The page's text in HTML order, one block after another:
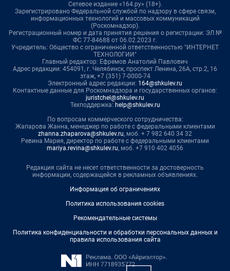
Сетевое издание «164.ру» (18+).
Зарегистрировано Федеральной службой по надзору в сфере связи,
информационных технологий и массовых коммуникаций
(Роскомнадзор).
Регистрационный номер и дата принятия решения о регистрации: ЭЛ №
ФС 77-84688 от 06.02.2023 г.
Учредитель: Общество с ограниченной ответственностью "ИНТЕРНЕТ
ТЕХНОЛОГИИ"
Главный редактор: Ефремов Анатолий Павлович
Адрес редакции: 454091, г. Челябинск, проспект Ленина, 26А, стр.2, 16
этаж, +7 (351) 7-0000-74
Электронный адрес редакции: 164@shkulev.ru
Контактные данные для Роскомнадзора и государственных органов:
juristchel@shkulev.ru
Техподдержка: help@shkulev.ru
По вопросам коммерческого сотрудничества:
Жапарова Жанна, менеджер по работе с федеральными клиентами
zhanna.zhaparova@shkulev.ru, моб. + 7 982 640 34 32
Ревина Мария, директор по работе с федеральными клиентами
mariya.revina@shkulev.ru, моб. +7 910 402 4056
Редакция сайта не несет ответственности за достоверность
информации, содержащейся в рекламных объявлениях.
Информация об ограничениях
Политика использования cookies
Рекомендательные системы
Политика конфиденциальности и обработки персональных данных и
правила использования сайта